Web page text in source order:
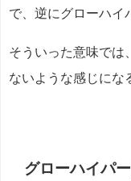
で、逆にグローハイ
そういった意味では
ないような感じにな
グローハイパ